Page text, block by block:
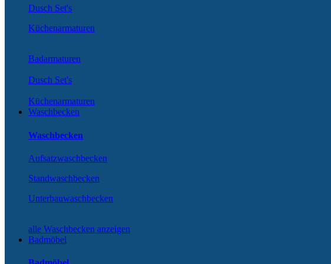
Dusch Set's
Küchenarmaturen
Badarmaturen
Dusch Set's
Küchenarmaturen
Waschbecken
Waschbecken
Aufsatzwaschbecken
Standwaschbecken
Unterbauwaschbecken
alle Waschbecken anzeigen
Badmöbel